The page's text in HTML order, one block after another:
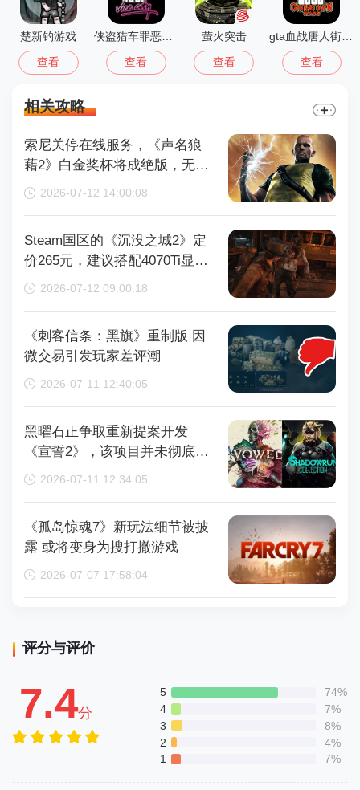
楚新钓游戏
查看
侠盗猎车罪恶都市中文版(GTA：SA MOD安装器)
查看
萤火突击
查看
gta血战唐人街汉化版1.01
查看
相关攻略
索尼关停在线服务，《声名狼
藉2》白金奖杯将成绝版，无法
再获取
2026-07-12 14:00:08
Steam国区的《沉没之城2》定
价265元，建议搭配4070Ti显卡
以获得较好体验
2026-07-12 09:00:18
《刺客信条：黑旗》重制版 因
微交易引发玩家差评潮
2026-07-11 12:40:05
黑曜石正争取重新提案开发
《宣誓2》，该项目并未彻底取
消
2026-07-11 12:34:05
《孤岛惊魂7》新玩法细节被披
露 或将变身为搜打撤游戏
2026-07-07 17:58:04
评分与评价
7.4分
5
74%
4
7%
3
8%
2
4%
1
7%